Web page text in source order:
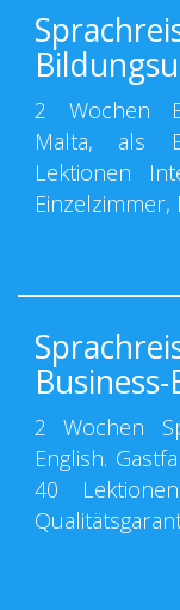
2 Wochen
Malta, als
Lektionen
2 Wochen
English.
40